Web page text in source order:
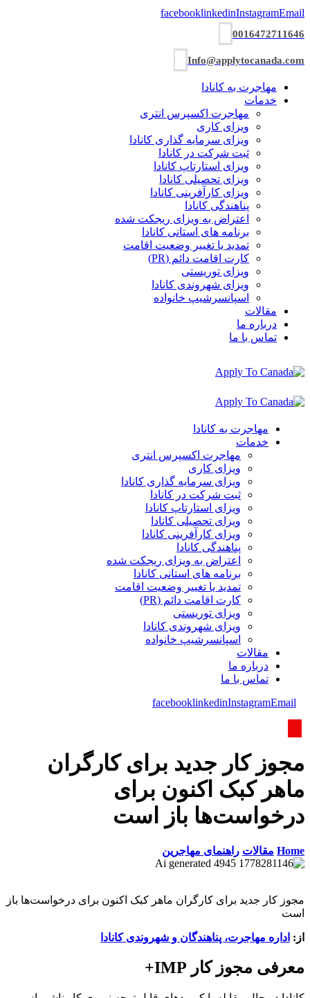
facebooklinkedinInstagramEmail
0016472711646
Info@applytocanada.com
مهاجرت به کانادا
خدمات
مهاجرت اکسپرس انتری
ویزای کاری
ویزای سرمایه گذاری کانادا
ثبت شرکت در کانادا
ویزای استارتاپ کانادا
ویزای تحصیلی کانادا
ویزای کارآفرینی کانادا
پناهندگی کانادا
اعتراض به ویزای ریجکت شده
برنامه های استانی کانادا
تمدید یا تغییر وضعیت اقامت
کارت اقامت دائم (PR)
ویزای توریستی
ویزای شھروندی کانادا
اسپانسرشیپ خانواده
مقالات
درباره ما
تماس با ما
مهاجرت به کانادا
خدمات
مهاجرت اکسپرس انتری
ویزای کاری
ویزای سرمایه گذاری کانادا
ثبت شرکت در کانادا
ویزای استارتاپ کانادا
ویزای تحصیلی کانادا
ویزای کارآفرینی کانادا
پناهندگی کانادا
اعتراض به ویزای ریجکت شده
برنامه های استانی کانادا
تمدید یا تغییر وضعیت اقامت
کارت اقامت دائم (PR)
ویزای توریستی
ویزای شھروندی کانادا
اسپانسرشیپ خانواده
مقالات
درباره ما
تماس با ما
facebooklinkedinInstagramEmail
مجوز کار جدید برای کارگران
ماهر کبک اکنون برای
درخواست‌ها باز است
Home مقالات راهنمای مهاجرین
مجوز کار جدید برای کارگران ماهر کبک اکنون برای درخواست‌ها باز
است
از: اداره مهاجرت، پناهندگان و شهروندی کانادا
معرفی مجوز کار IMP+